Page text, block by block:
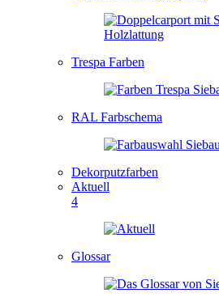
Trespa Farben
RAL Farbschema
Dekorputzfarben
Aktuell
4
Glossar